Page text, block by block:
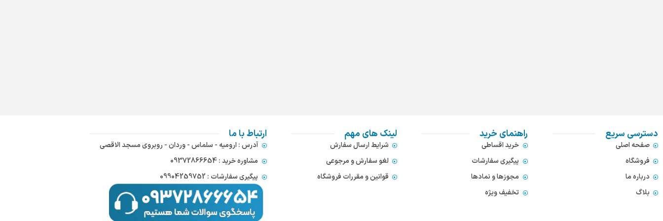
دسترسی سریع
صفحه اصلی
فروشگاه
درباره ما
بلاگ
راهنمای خرید
خرید اقساطی
پیگیری سفارشات
مجوزها و نمادها
تخفیف ویژه
لینک های مهم
شرایط ارسال سفارش
لغو سفارش و مرجوعی
قوانین و مقررات فروشگاه
ارتباط با ما
آدرس : ارومیه - سلماس - وردان - روبروی مسجد الاقصی
مشاوره خرید : 09372866654
پیگیری سفارشات : 09904259752